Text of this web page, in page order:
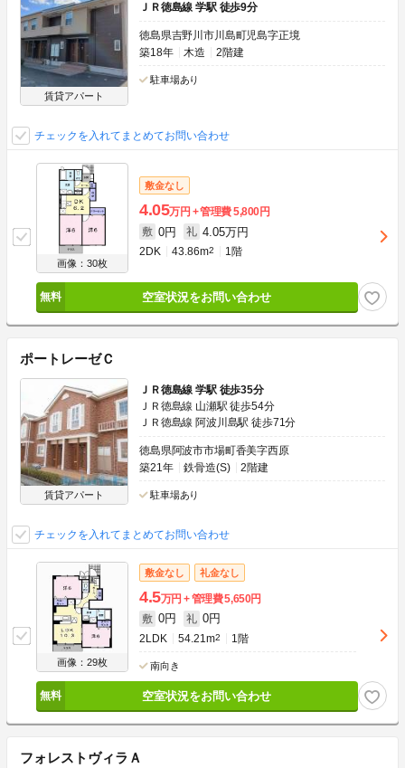
賃貸アパート
ＪＲ徳島線 学駅 徒歩9分
徳島県吉野川市川島町児島字正境
築18年
木造 2階建
駐車場あり
チェックを入れてまとめてお問い合わせ
画像：30枚
敷金なし
4.05万円 管理費5,800円
敷 0円 礼 4.05万円
2DK 43.86m2 1階
空室状況をお問い合わせ
ポートレーゼＣ
賃貸アパート
ＪＲ徳島線 学駅 徒歩35分
ＪＲ徳島線 山瀬駅 徒歩54分
ＪＲ徳島線 阿波川島駅 徒歩71分
徳島県阿波市市場町香美字西原
築21年
鉄骨造(S) 2階建
駐車場あり
チェックを入れてまとめてお問い合わせ
画像：29枚
敷金なし 礼金なし
4.5万円 管理費5,650円
敷 0円 礼 0円
2LDK 54.21m2 1階
南向き
空室状況をお問い合わせ
フォレストヴィラＡ